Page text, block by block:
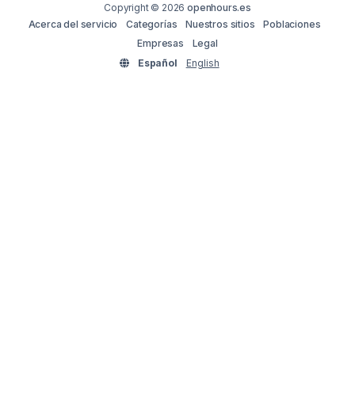
Copyright © 2026openhours.es
Acerca del servicio
Categorías Nuestros sitios
Poblaciones
Empresas
Legal
Español
English